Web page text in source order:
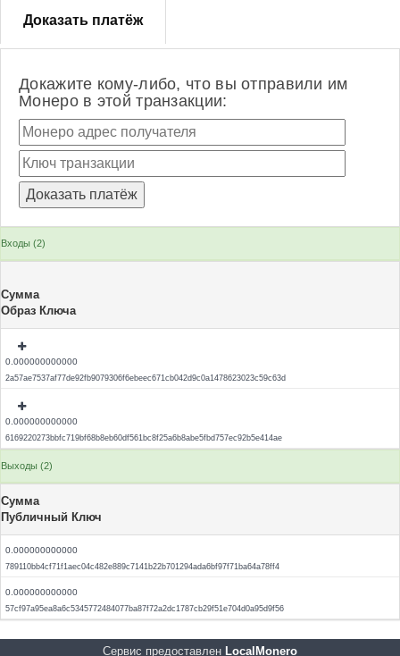
Доказать платёж
Докажите кому-либо, что вы отправили им
Монеро в этой транзакции:
Входы (2)
Сумма
Образ Ключа
0.000000000000
2a57ae7537af77de92fb9079306f6ebeec671cb042d9c0a1478623023c59c63d
0.000000000000
6169220273bbfc719bf68b8eb60df561bc8f25a6b8abe5fbd757ec92b5e414ae
Выходы (2)
Сумма
Публичный Ключ
0.000000000000
789110bb4cf71f1aec04c482e889c7141b22b701294ada6bf97f71ba64a78ff4
0.000000000000
57cf97a95ea8a6c5345772484077ba87f72a2dc1787cb29f51e704d0a95d9f56
Сервис предоставлен LocalMonero